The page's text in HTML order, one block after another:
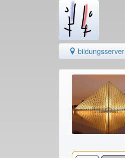
bildungsserver